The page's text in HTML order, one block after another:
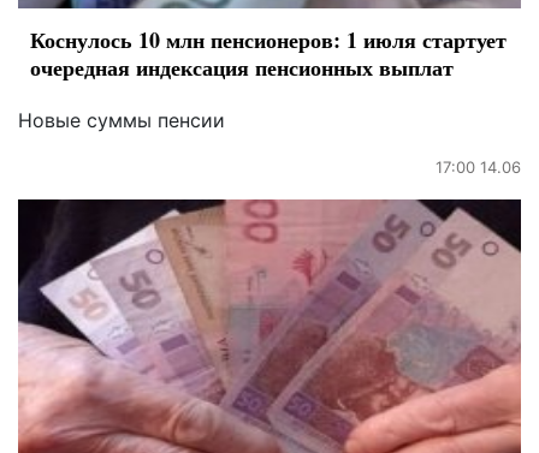
Коснулось 10 млн пенсионеров: 1 июля стартует
очередная индексация пенсионных выплат
Новые суммы пенсии
17:00 14.06